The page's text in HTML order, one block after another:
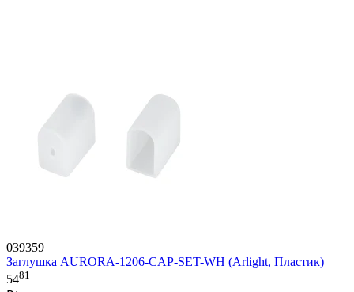
039359
Заглушка AURORA-1206-CAP-SET-WH (Arlight, Пластик)
5481